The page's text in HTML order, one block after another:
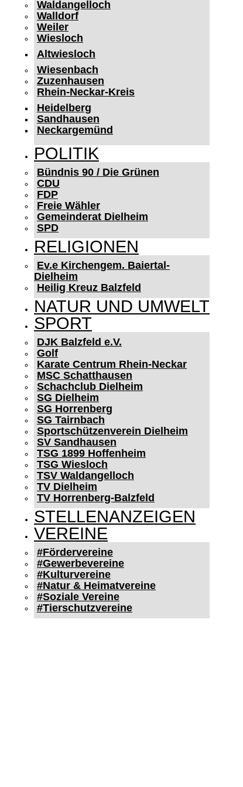
Waldangelloch
Walldorf
Weiler
Wiesloch
Altwiesloch
Wiesenbach
Zuzenhausen
Rhein-Neckar-Kreis
Heidelberg
Sandhausen
Neckargemünd
POLITIK
Bündnis 90 / Die Grünen
CDU
FDP
Freie Wähler
Gemeinderat Dielheim
SPD
RELIGIONEN
Ev.e Kirchengem. Baiertal-
Dielheim
Heilig Kreuz Balzfeld
NATUR UND UMWELT
SPORT
DJK Balzfeld e.V.
Golf
Karate Centrum Rhein-Neckar
MSC Schatthausen
Schachclub Dielheim
SG Dielheim
SG Horrenberg
SG Tairnbach
Sportschützenverein Dielheim
SV Sandhausen
TSG 1899 Hoffenheim
TSG Wiesloch
TSV Waldangelloch
TV Dielheim
TV Horrenberg-Balzfeld
STELLENANZEIGEN
VEREINE
#Fördervereine
#Gewerbevereine
#Kulturvereine
#Natur & Heimatvereine
#Soziale Vereine
#Tierschutzvereine